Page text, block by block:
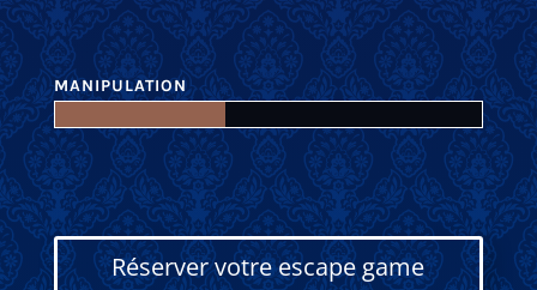
MANIPULATION
Réserver votre escape game